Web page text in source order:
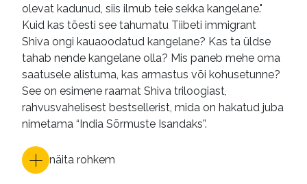
olevat kadunud, siis ilmub teie sekka kangelane."
Kuid kas tõesti see tahumatu Tiibeti immigrant
Shiva ongi kauaoodatud kangelane? Kas ta üldse
tahab nende kangelane olla? Mis paneb mehe oma
saatusele alistuma, kas armastus või kohusetunne?
See on esimene raamat Shiva triloogiast,
rahvusvahelisest bestsellerist, mida on hakatud juba
nimetama “India Sõrmuste Isandaks”.
näita rohkem